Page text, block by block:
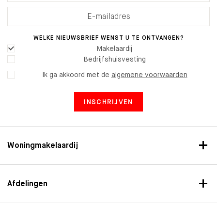
Woningmakelaardij
Afdelingen
WELKE NIEUWSBRIEF WENST U TE ONTVANGEN?
Makelaardij
Bedrijfshuisvesting
Ik ga akkoord met de algemene voorwaarden
INSCHRIJVEN